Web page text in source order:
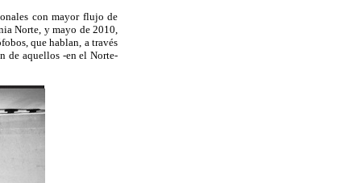
con mayor flujo de
Norte, y mayo de 2010,
que hablan, a través
de aquellos -en el Norte-